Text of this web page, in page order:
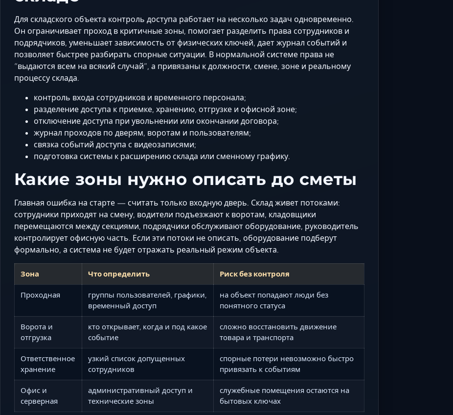
Для складского объекта контроль доступа работает на несколько задач одновременно.
Он ограничивает проход в критичные зоны, помогает разделить права сотрудников и
подрядчиков, уменьшает зависимость от физических ключей, дает журнал событий и
позволяет быстрее разбирать спорные ситуации. В нормальной системе права не
“выдаются всем на всякий случай”, а привязаны к должности, смене, зоне и реальному
процессу склада.
контроль входа сотрудников и временного персонала;
разделение доступа к приемке, хранению, отгрузке и офисной зоне;
отключение доступа при увольнении или окончании договора;
журнал проходов по дверям, воротам и пользователям;
связка событий доступа с видеозаписями;
подготовка системы к расширению склада или сменному графику.
Какие зоны нужно описать до сметы
Главная ошибка на старте — считать только входную дверь. Склад живет потоками:
сотрудники приходят на смену, водители подъезжают к воротам, кладовщики
перемещаются между секциями, подрядчики обслуживают оборудование, руководитель
контролирует офисную часть. Если эти потоки не описать, оборудование подберут
формально, а система не будет отражать реальный режим объекта.
Зона Что определить Риск без контроля
Проходная
группы пользователей, графики,
временный доступ
на объект попадают люди без
понятного статуса
Ворота и
отгрузка
кто открывает, когда и под какое
событие
сложно восстановить движение
товара и транспорта
Ответственное
хранение
узкий список допущенных
сотрудников
спорные потери невозможно быстро
привязать к событиям
Офис и
серверная
административный доступ и
технические зоны
служебные помещения остаются на
бытовых ключах